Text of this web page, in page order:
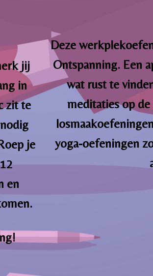
jij
in
zit te
je
en
Deze
Ontspanning. Een
wat rust te
meditaties op
yoga-oefeningen